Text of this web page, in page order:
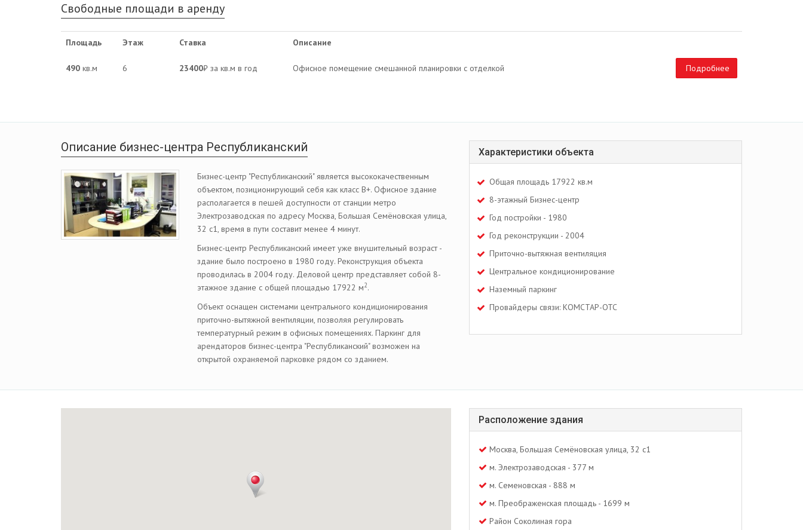
Свободные площади в аренду
Площадь Этаж Ставка Описание
490 кв.м 6 23400₽ за кв.м в год Офисное помещение смешанной планировки с отделкой Подробнее
Описание бизнес-центра Республиканский
Бизнес-центр "Республиканский" является высококачественным
объектом, позиционирующий себя как класс В+. Офисное здание
располагается в пешей доступности от станции метро
Электрозаводская по адресу Москва, Большая Семёновская улица,
32 с1, время в пути составит менее 4 минут.
Бизнес-центр Республиканский имеет уже внушительный возраст -
здание было построено в 1980 году. Реконструкция объекта
проводилась в 2004 году. Деловой центр представляет собой 8-
этажное здание с общей площадью 17922 м2.
Объект оснащен системами центрального кондиционирования
приточно-вытяжной вентиляции, позволяя регулировать
температурный режим в офисных помещениях. Паркинг для
арендаторов бизнес-центра "Республиканский" возможен на
открытой охраняемой парковке рядом со зданием.
Характеристики объекта
Общая площадь 17922 кв.м
8-этажный Бизнес-центр
Год постройки - 1980
Год реконструкции - 2004
Приточно-вытяжная вентиляция
Центральное кондиционирование
Наземный паркинг
Провайдеры связи: КОМСТАР-ОТС
Расположение здания
Москва, Большая Семёновская улица, 32 с1
м. Электрозаводская - 377 м
м. Семеновская - 888 м
м. Преображенская площадь - 1699 м
Район Соколиная гора